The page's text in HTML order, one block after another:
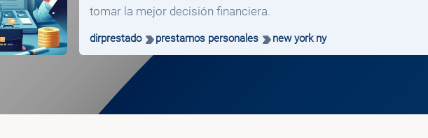
tomar la mejor decisión financiera.
dirprestado prestamos personales new york ny